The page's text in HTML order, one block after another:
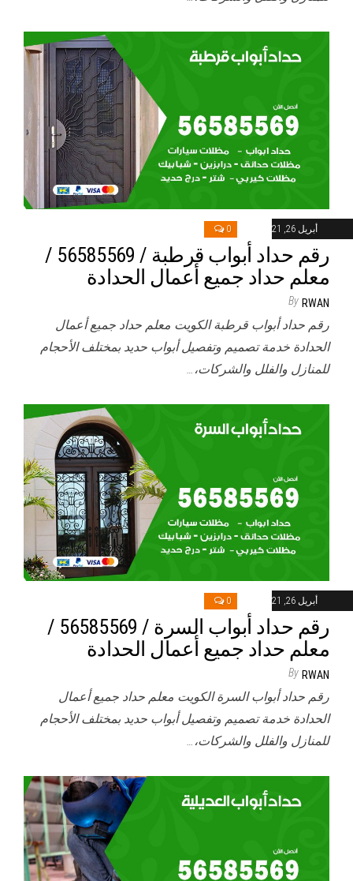
أبريل 26, 2021 0
رقم حداد أبواب قرطبة / 56585569 /
معلم حداد جميع أعمال الحدادة
By RWAN
رقم حداد أبواب قرطبة الكويت معلم حداد جميع أعمال
الحدادة خدمة تصميم وتفصيل أبواب حديد بمختلف الأحجام
للمنازل والفلل والشركات،…
أبريل 26, 2021 0
رقم حداد أبواب السرة / 56585569 /
معلم حداد جميع أعمال الحدادة
By RWAN
رقم حداد أبواب السرة الكويت معلم حداد جميع أعمال
الحدادة خدمة تصميم وتفصيل أبواب حديد بمختلف الأحجام
للمنازل والفلل والشركات،…